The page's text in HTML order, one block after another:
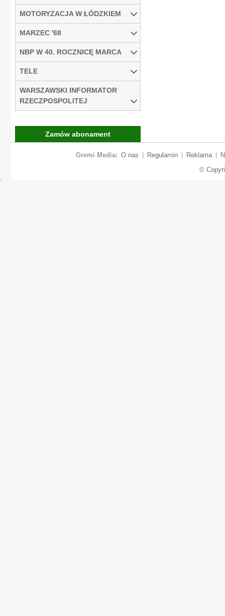
MOTORYZACJA W ŁÓDZKIEM
MARZEC '68
NBP W 40. ROCZNICĘ MARCA
TELE
WARSZAWSKI INFORMATOR
RZECZPOSPOLITEJ
Zamów abonament
Gremi Media: O nas Regulamin Reklama
©